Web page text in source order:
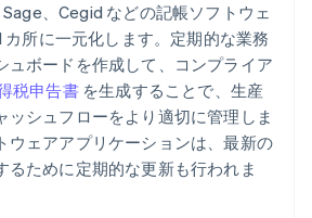
、Cegid などの記帳ソフトウェ
カ所に一元化します。定期的な業務
ュボードを作成して、コンプライア
税申告書を生成することで、生産
ッシュフローをより適切に管理しま
ウェアアプリケーションは、最新の
るために定期的な更新も行われま